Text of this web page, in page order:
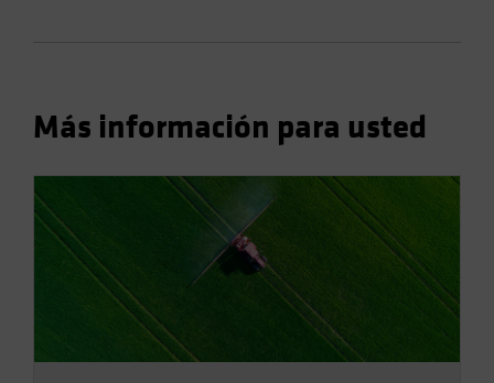
Más información para usted